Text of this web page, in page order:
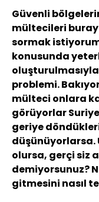
Güvenli
mültecileri
sormak
konusunda
problemi.
mülteci onlara
görüyorlar
geriye
düşünüyorlarsa.
olursa, gerçi siz
demiyorsunuz?
gitmesini nasıl